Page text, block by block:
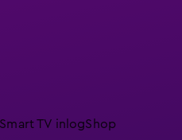
Smart TV inlogShop